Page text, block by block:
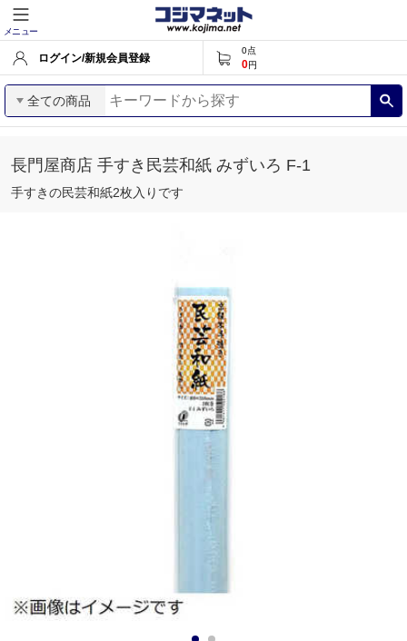
メニュー
ログイン/新規会員登録
0点
0円
全ての商品
長門屋商店 手すき民芸和紙 みずいろ F-1
手すきの民芸和紙2枚入りです